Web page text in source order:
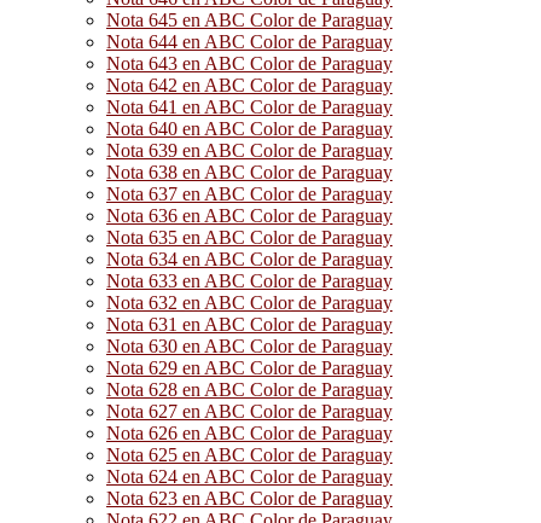
Nota 645 en ABC Color de Paraguay
Nota 644 en ABC Color de Paraguay
Nota 643 en ABC Color de Paraguay
Nota 642 en ABC Color de Paraguay
Nota 641 en ABC Color de Paraguay
Nota 640 en ABC Color de Paraguay
Nota 639 en ABC Color de Paraguay
Nota 638 en ABC Color de Paraguay
Nota 637 en ABC Color de Paraguay
Nota 636 en ABC Color de Paraguay
Nota 635 en ABC Color de Paraguay
Nota 634 en ABC Color de Paraguay
Nota 633 en ABC Color de Paraguay
Nota 632 en ABC Color de Paraguay
Nota 631 en ABC Color de Paraguay
Nota 630 en ABC Color de Paraguay
Nota 629 en ABC Color de Paraguay
Nota 628 en ABC Color de Paraguay
Nota 627 en ABC Color de Paraguay
Nota 626 en ABC Color de Paraguay
Nota 625 en ABC Color de Paraguay
Nota 624 en ABC Color de Paraguay
Nota 623 en ABC Color de Paraguay